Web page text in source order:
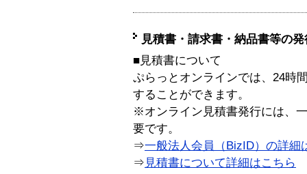
見積書・請求書・納品書等の
■見積書について
ぷらっとオンラインでは、24時
することができます。
※オンライン見積書発行には、
要です。
⇒一般法人会員（BizID）の詳細
⇒ 見積書について詳細はこちら